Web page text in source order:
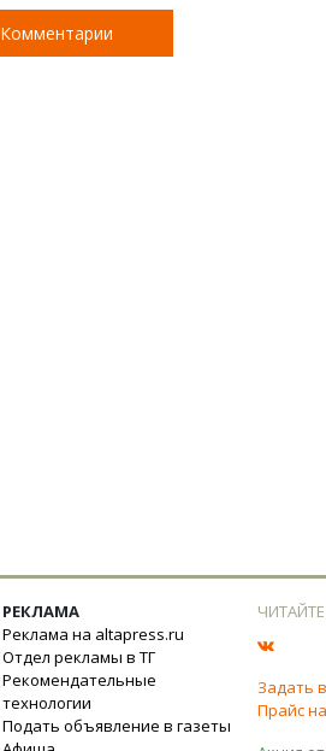
Комментарии
РЕКЛАМА
Реклама на altapress.ru
Отдел рекламы в ТГ
Рекомендательные
технологии
Подать объявление в газеты
Задать
Прайс